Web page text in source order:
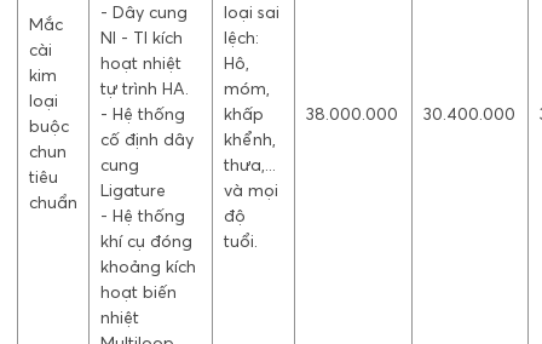
Mắc
cài
kim
loại
buộc
chun
tiêu
chuẩn
- Dây cung
NI - TI kích
hoạt nhiệt
tự trình HA.
- Hệ thống
cố định dây
cung
Ligature
- Hệ thống
khí cụ đóng
khoảng kích
hoạt biến
nhiệt
loại sai
lệch:
Hô,
móm,
khấp
khểnh,
thưa,...
và mọi
độ
tuổi.
38.000.000 30.400.000